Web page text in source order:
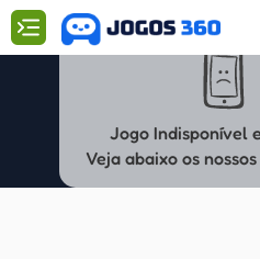
Jogo Indisponível
Veja abaixo os